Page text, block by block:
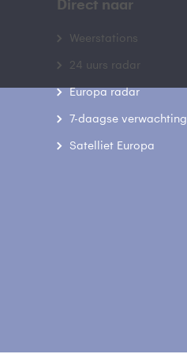
Direct naar
Weerstations
24 uurs radar
Europa radar
7-daagse verwachting
Satelliet Europa